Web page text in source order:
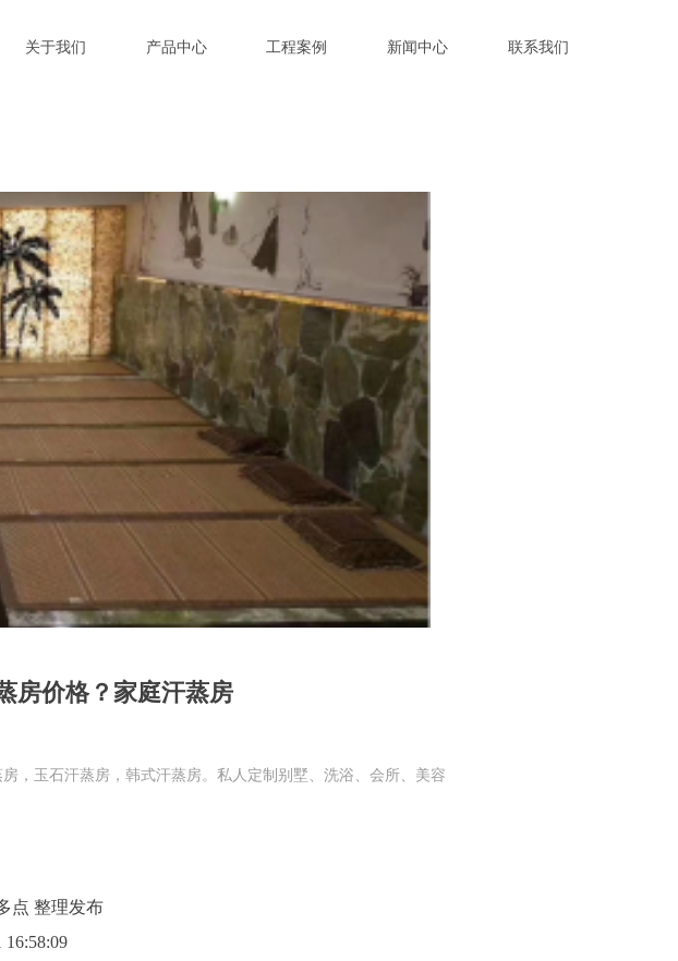
关于我们 产品中心 工程案例 新闻中心 联系我们
房价格？家庭汗蒸房
，玉石汗蒸房，韩式汗蒸房。私人定制别墅、洗浴、会所、美容
点 整理发布
16:58:09